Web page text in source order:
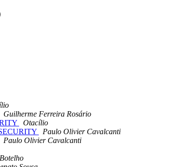
Guilherme Ferreira Rosário
Otacílio
Paulo Olivier Cavalcanti
Paulo Olivier Cavalcanti